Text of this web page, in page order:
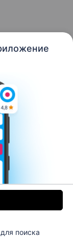
для поиска
работы №1 в